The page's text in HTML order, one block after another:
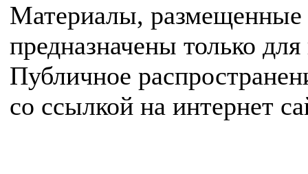
Материалы, размещенные
предназначены только
Публичное
со ссылкой на интернет